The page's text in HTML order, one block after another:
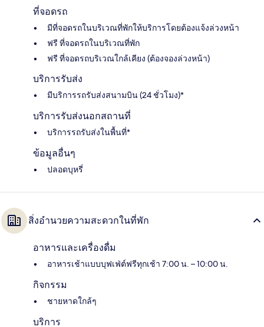
ที่จอดรถ
มีที่จอดรถในบริเวณที่พักให้บริการโดยต้องแจ้งล่วงหน้า
ฟรี ที่จอดรถในบริเวณที่พัก
ฟรี ที่จอดรถบริเวณใกล้เคียง (ต้องจองล่วงหน้า)
บริการรับส่ง
มีบริการรถรับส่งสนามบิน (24 ชั่วโมง)*
บริการรับส่งนอกสถานที่
บริการรถรับส่งในพื้นที่*
ข้อมูลอื่นๆ
ปลอดบุหรี่
สิ่งอำนวยความสะดวกในที่พัก
อาหารและเครื่องดื่ม
อาหารเช้าแบบบุฟเฟ่ต์ฟรีทุกเช้า 7:00 น. – 10:00 น.
กิจกรรม
ชายหาดใกล้ๆ
บริการ